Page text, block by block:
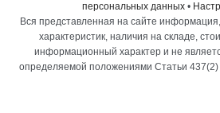
персональных данных •
Вся представленная на сайте
характеристик, наличия на складе,
информационный характер и не
определяемой положениями Статьи 437(2)